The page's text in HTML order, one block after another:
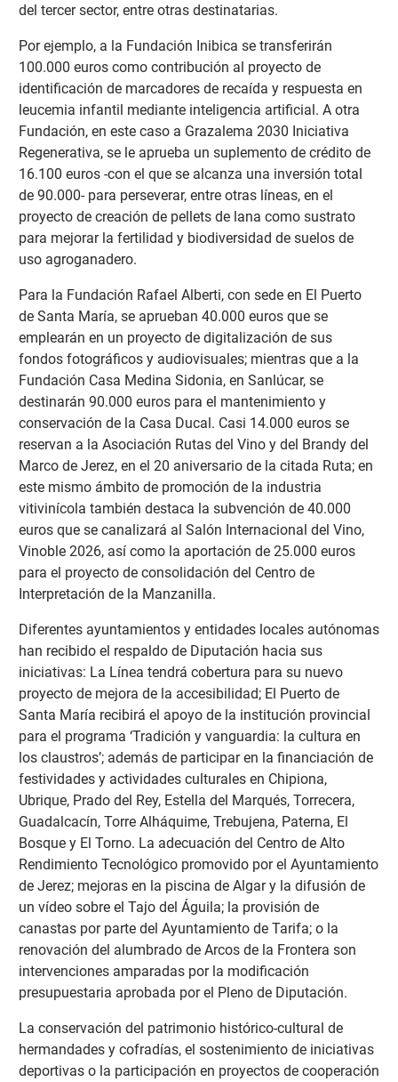
del tercer sector, entre otras destinatarias.
Por ejemplo, a la Fundación Inibica se transferirán
100.000 euros como contribución al proyecto de
identificación de marcadores de recaída y respuesta en
leucemia infantil mediante inteligencia artificial. A otra
Fundación, en este caso a Grazalema 2030 Iniciativa
Regenerativa, se le aprueba un suplemento de crédito de
16.100 euros -con el que se alcanza una inversión total
de 90.000- para perseverar, entre otras líneas, en el
proyecto de creación de pellets de lana como sustrato
para mejorar la fertilidad y biodiversidad de suelos de
uso agroganadero.
Para la Fundación Rafael Alberti, con sede en El Puerto
de Santa María, se aprueban 40.000 euros que se
emplearán en un proyecto de digitalización de sus
fondos fotográficos y audiovisuales; mientras que a la
Fundación Casa Medina Sidonia, en Sanlúcar, se
destinarán 90.000 euros para el mantenimiento y
conservación de la Casa Ducal. Casi 14.000 euros se
reservan a la Asociación Rutas del Vino y del Brandy del
Marco de Jerez, en el 20 aniversario de la citada Ruta; en
este mismo ámbito de promoción de la industria
vitivinícola también destaca la subvención de 40.000
euros que se canalizará al Salón Internacional del Vino,
Vinoble 2026, así como la aportación de 25.000 euros
para el proyecto de consolidación del Centro de
Interpretación de la Manzanilla.
Diferentes ayuntamientos y entidades locales autónomas
han recibido el respaldo de Diputación hacia sus
iniciativas: La Línea tendrá cobertura para su nuevo
proyecto de mejora de la accesibilidad; El Puerto de
Santa María recibirá el apoyo de la institución provincial
para el programa ‘Tradición y vanguardia: la cultura en
los claustros’; además de participar en la financiación de
festividades y actividades culturales en Chipiona,
Ubrique, Prado del Rey, Estella del Marqués, Torrecera,
Guadalcacín, Torre Alháquime, Trebujena, Paterna, El
Bosque y El Torno. La adecuación del Centro de Alto
Rendimiento Tecnológico promovido por el Ayuntamiento
de Jerez; mejoras en la piscina de Algar y la difusión de
un vídeo sobre el Tajo del Águila; la provisión de
canastas por parte del Ayuntamiento de Tarifa; o la
renovación del alumbrado de Arcos de la Frontera son
intervenciones amparadas por la modificación
presupuestaria aprobada por el Pleno de Diputación.
La conservación del patrimonio histórico-cultural de
hermandades y cofradías, el sostenimiento de iniciativas
deportivas o la participación en proyectos de cooperación